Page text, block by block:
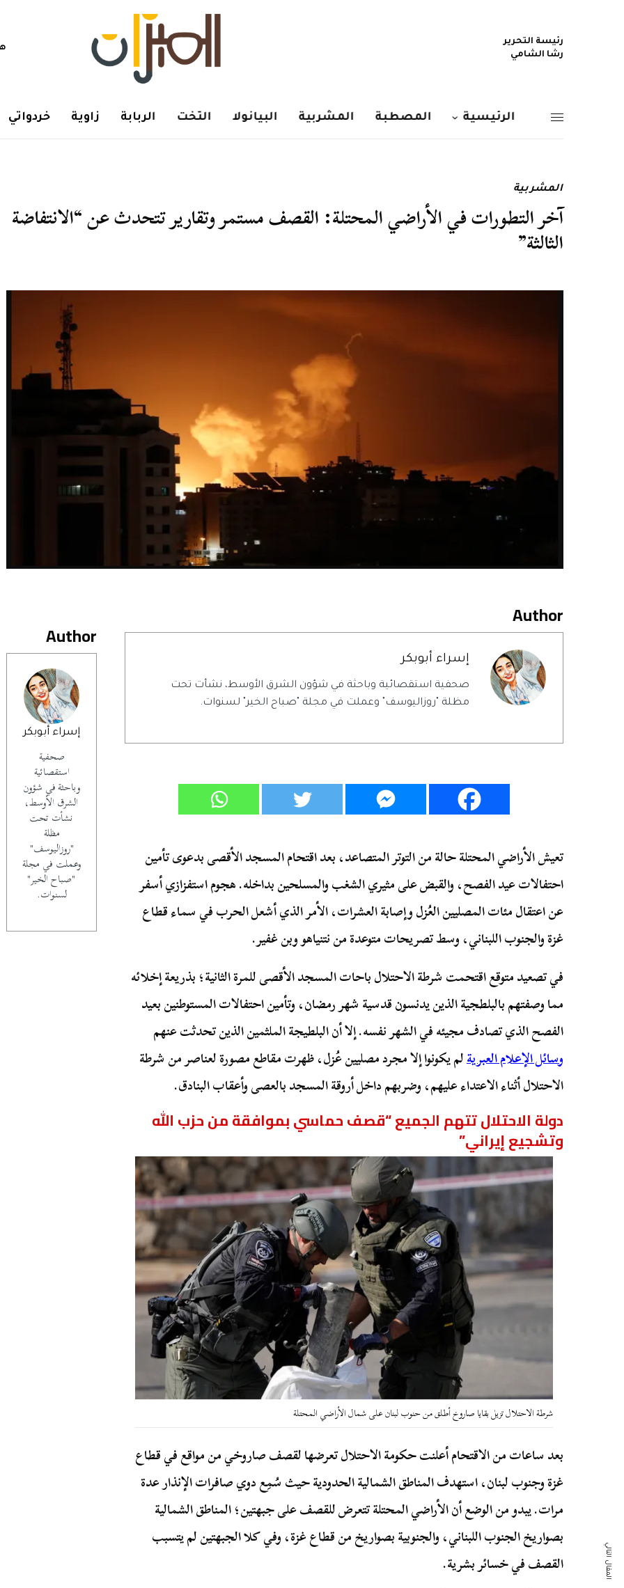
رئيسة التحرير
رشا الشامي
الرئيسية المصطبة المشربية البيانولا التخت الربابة زاوية خردواتي
المشربية
آخر التطورات في الأراضي المحتلة: القصف مستمر وتقارير تتحدث عن “الانتفاضة
الثالثة”
Author
إسراء أبوبكر
صحفية
استقصائية
وباحثة في شؤون
الشرق الأوسط،
نشأت تحت
مظلة
"روزاليوسف"
وعملت في مجلة
"صباح الخير"
لسنوات.
Author
إسراء أبوبكر
صحفية استقصائية وباحثة في شؤون الشرق الأوسط، نشأت تحت
مظلة "روزاليوسف" وعملت في مجلة "صباح الخير" لسنوات.
تعيش الأراضي المحتلة حالة من التوتر المتصاعد، بعد اقتحام المسجد الأقصى بدعوى تأمين
احتفالات عيد الفصح، والقبض على مثيري الشغب والمسلحين بداخله. هجوم استفزازي أسفر
عن اعتقال مئات المصليين العُزل وإصابة العشرات، الأمر الذي أشعل الحرب في سماء قطاع
غزة والجنوب اللبناني، وسط تصريحات متوعدة من نتنياهو وبن غفير.
في تصعيد متوقع اقتحمت شرطة الاحتلال باحات المسجد الأقصى للمرة الثانية؛ بذريعة إخلائه
مما وصفتهم بالبلطجية الذين يدنسون قدسية شهر رمضان، وتأمين احتفالات المستوطنين بعيد
الفصح الذي تصادف مجيئه في الشهر نفسه. إلا أن البلطيجة الملثمين الذين تحدثت عنهم
وسائل الإعلام العبريةلم يكونوا إلا مجرد مصليين عُزل، ظهرت مقاطع مصورة لعناصر من شرطة
الاحتلال أثناء الاعتداء عليهم، وضربهم داخل أروقة المسجد بالعصى وأعقاب البنادق.
دولة الاحتلال تتهم الجميع “قصف حماسي بموافقة من حزب الله
وتشجيع إيراني”
شرطة الاحتلال تزيل بقايا صاروخ أطلق من حنوب لبنان على شمال الأراضي المحتلة
بعد ساعات من الاقتحام أعلنت حكومة الاحتلال تعرضها لقصف صاروخي من مواقع في قطاع
غزة وجنوب لبنان، استهدف المناطق الشمالية الحدودية حيث سُمِع دوي صافرات الإنذار عدة
مرات. يبدو من الوضع أن الأراضي المحتلة تتعرض للقصف على جبهتين؛ المناطق الشمالية
بصواريخ الجنوب اللبناني، والجنوبية بصواريخ من قطاع غزة، وفي كلا الجبهتين لم يتسبب
القصف في خسائر بشرية.
المقال التالي